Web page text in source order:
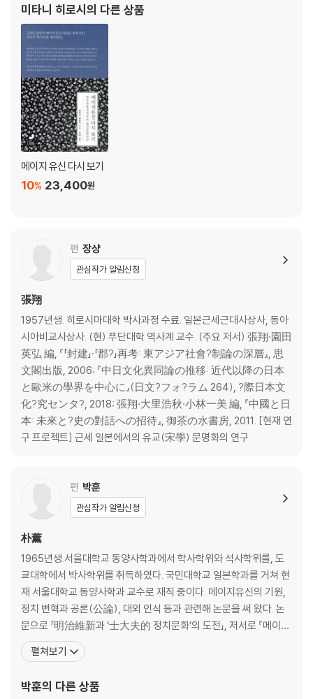
2. 동궁 출토 목간(木簡)을 통해 본 세택의 담당 직무
맺는말
4. 16세기 조선 ‘산림지사’(山林之士)의 대두와 천거제 논의 ------ 김영
인(金映印) 133
머리말
1. 성리학의 확산과 ‘산림지사’의 시대
2. 16세기 전반: 산림지사의 진출과 천거제
3. 16세기 후반: 산림지사의 위상 강화
맺는말
Ⅲ. 정치사상(전근대편)
머리말: 중앙집권과 군주전제의 차이
1. 『자치통감』에 대한 인물평가의 기술법
3. 군신관계에 관한 예와 군주의 책임
맺는말
6. 일본형 병학(兵學)의 성립 ------ 당리궈(唐利國) 173
― 야마가 소코(山鹿素行)의 주자학 비판에 대한 논의
머리말
1. 소코가 바라본 무가정치(武家政治)
2. 주자학의 ‘궁리’(窮理)에서 고학(古學)의 ‘궁리’로
3. 야마가류(山鹿流) 병학의 확립
7. 조선 왕조 초기 ‘향화왜인’(向化倭人) 평도전(平道全) 연구 ------ 왕
머리말
1. ‘향화왜인’이란 무엇인가: 기존연구와 이 글의 문제의식
2. ‘향화왜인’ 평도전
3. 조선 왕조와 일본 대마도의 특수한 관계
맺는말: ‘향화왜인’과 14세기 말~15세기 초 동아시아의 ‘왜구’ 문제
8. 조선·후금(後金) 사이의 경제관계 ------ 쓰지 야마토(?大和) 223
― 동아시아 대란 가운데서의 다각무역과 권력관계
1. 조선과 후금 사이의 무역형태
미타니 히로시 의 다른 상품
메이지 유신 다시 보기
23,400원
10%
편 장샹
관심작가 알림신청
張翔
1957년생. 히로시마대학 박사과정 수료. 일본근세근대사상사, 동아
시아비교사상사. (현) 푸단대학 역사계 교수. (주요 저서) 張翔·園田
英弘 編, 『「封建」·「郡?」再考: 東アジア社會?制論の深層』, 思
文閣出版, 2006; 『中日文化異同論の推移: 近代以降の日本
と歐米の學界を中心に』(日文?フォ?ラム 264), ?際日本文
化?究センタ?, 2018; 張翔·大里浩秋·小林一美 編, 『中國と日
本: 未來と?史の對話への招待』, 御茶の水書房, 2011. [현재 연
구 프로젝트] 근세 일본에서의 유교(宋學) 문명화의 연구
편 박훈
관심작가 알림신청
朴薰
1965년생.서울대학교 동양사학과에서 학사학위와 석사학위를, 도
쿄대학에서 박사학위를 취득하였다. 국민대학교 일본학과를 거쳐 현
재 서울대학교 동양사학과 교수로 재직 중이다. 메이지유신의 기원,
정치 변혁과 공론(公論), 대외 인식 등과 관련해 논문을 써 왔다. 논
문으로 「明治維新과 ‘士大夫的 정치문화’의 도전」, 저서로 『메이지
유신은 어떻게 가능했는가』, 『근대화와 동서양』(공저), 역서로 『일본
의 설계자, 시부사와 에이이치』 등이 있다. (주요 저서) 『메이지유신
と「??」: 一九世紀前半の日本における「士大夫
펼쳐보기
박훈의 다른 상품